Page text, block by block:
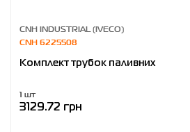
CNH INDUSTRIAL (IVECO)
CNH 6225508
Комплект трубок паливних
1 шт
3129.72 грн